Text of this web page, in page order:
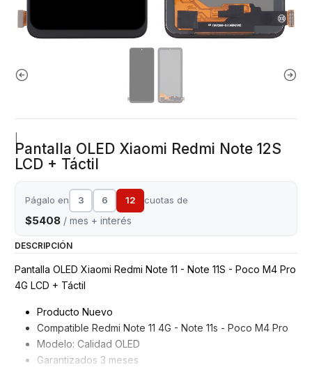
Pantalla OLED Xiaomi Redmi Note 12S
LCD + Táctil
Págalo en 3 6 12 cuotas de
$5408 / mes + interés
DESCRIPCIÓN
Pantalla OLED Xiaomi Redmi Note 11 - Note 11S - Poco M4 Pro
4G LCD + Táctil
Producto Nuevo
Compatible Redmi Note 11 4G - Note 11s - Poco M4 Pro
Modelo: Calidad OLED
Garantizados 3 meses